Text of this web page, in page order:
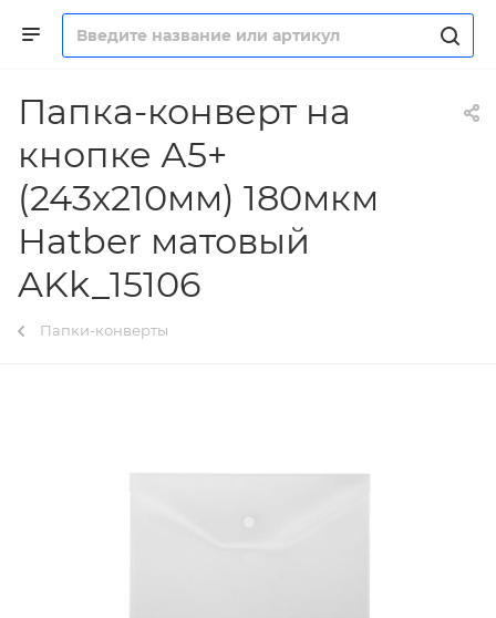
Папка-конверт на
кнопке А5+
(243x210мм) 180мкм
Hatber матовый
AKk_15106
Папки-конверты